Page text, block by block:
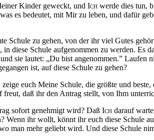
Kinder geweckt, und Ich werde dies tun,
es bedeutet, mit Mir zu leben, und dafür
Schule zu gehen, von der ihr viel Gutes
diese Schule aufgenommen zu werden.
sie lautet: „Du bist angenommen.”
ist, auf diese Schule zu gehen?
zeige euch Meine Schule, die größte und
daß ihr den Antrag stellt, von Ihm
sofort genehmigt wird? Daß Ich darauf
ihr wollt, könnt ihr euch diese Schule
man mehr geliebt wird. Und diese Schule